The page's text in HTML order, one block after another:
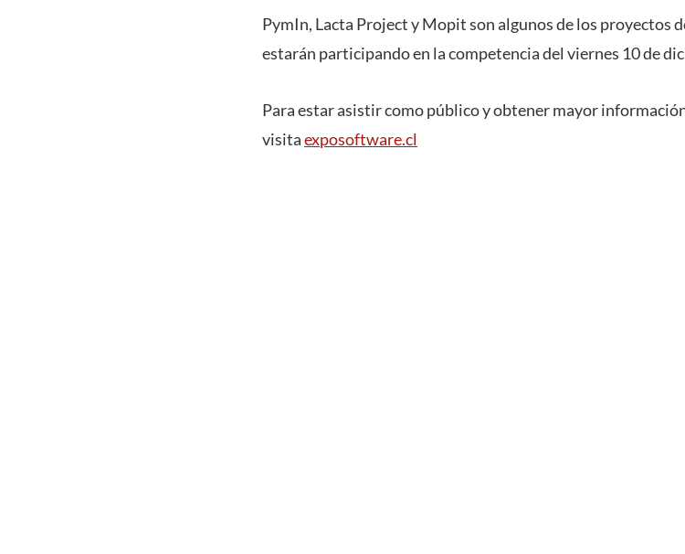
PymIn, Lacta Project y Mopit son algunos de los proyectos
estarán participando en la competencia del viernes 10 de
Para estar asistir como público y obtener mayor
visitaexposoftware.cl